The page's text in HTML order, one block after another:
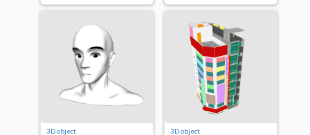
3D object 3D object